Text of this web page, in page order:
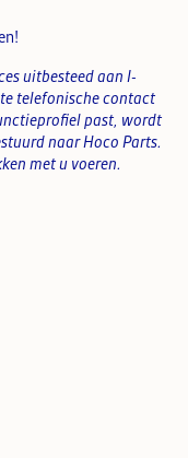
uitbesteed aan I-
telefonische contact
past, wordt
naar Hoco Parts.
met u voeren.